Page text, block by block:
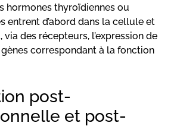
hormones thyroïdiennes ou
entrent d’abord dans la cellule et
via des récepteurs, l’expression de
correspondant à la fonction
post-
et post-